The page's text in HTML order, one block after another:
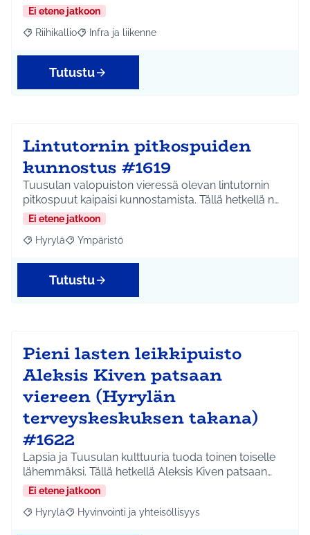
Ei etene jatkoon
Rajaa tulokset aihepiirin mukaan: Riihikallio
Riihikallio Rajaa tulokset teeman mukaan: Infra ja liikenne
Infra ja liikenne
Tutustu
Lintutornin pitkospuiden
kunnostus #1619
Tuusulan valopuiston vieressä olevan lintutornin
pitkospuut kaipaisi kunnostamista. Tällä hetkellä n…
Ei etene jatkoon
Rajaa tulokset aihepiirin mukaan: Hyrylä
Hyrylä Rajaa tulokset teeman mukaan: Ympäristö
Ympäristö
Tutustu
Pieni lasten leikkipuisto
Aleksis Kiven patsaan
viereen (Hyrylän
terveyskeskuksen takana)
#1622
Lapsia ja Tuusulan kulttuuria tuoda toinen toiselle
lähemmäksi. Tällä hetkellä Aleksis Kiven patsaan…
Ei etene jatkoon
Rajaa tulokset aihepiirin mukaan: Hyrylä
Hyrylä Rajaa tulokset teeman mukaan: Hyvinvointi ja
Hyvinvointi ja yhteisöllisyys